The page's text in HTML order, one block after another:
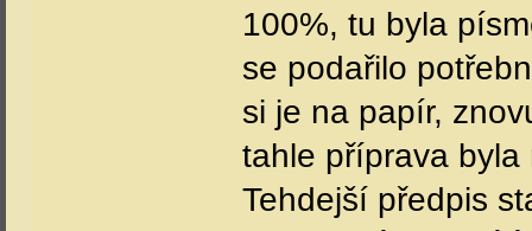
100%, tu byla
se podařilo
si je na papír,
tahle příprava byla
Tehdejší předpis